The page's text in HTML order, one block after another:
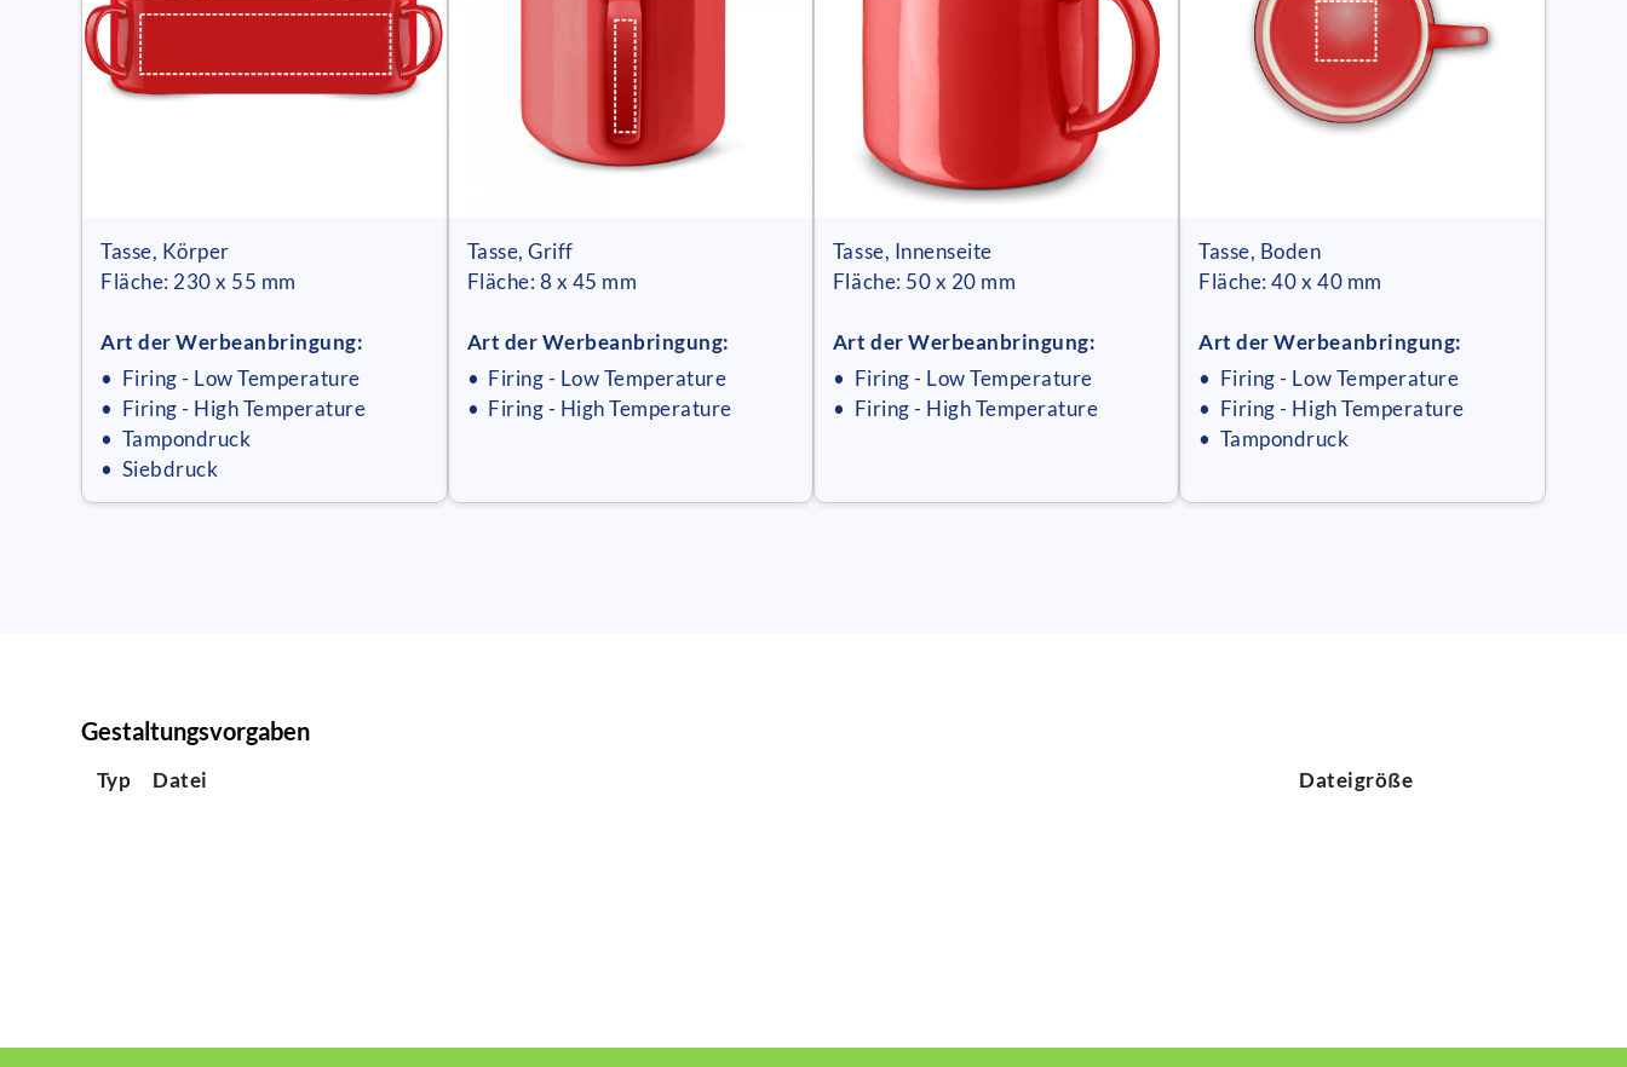
Tasse, Körper
Fläche: 230 x 55 mm
Art der Werbeanbringung:
• Firing - Low Temperature
• Firing - High Temperature
• Tampondruck
• Siebdruck
Tasse, Griff
Fläche: 8 x 45 mm
Art der Werbeanbringung:
• Firing - Low Temperature
• Firing - High Temperature
Tasse, Innenseite
Fläche: 50 x 20 mm
Art der Werbeanbringung:
• Firing - Low Temperature
• Firing - High Temperature
Tasse, Boden
Fläche: 40 x 40 mm
Art der Werbeanbringung:
• Firing - Low Temperature
• Firing - High Temperature
• Tampondruck
Gestaltungsvorgaben
Typ Datei Dateigröße